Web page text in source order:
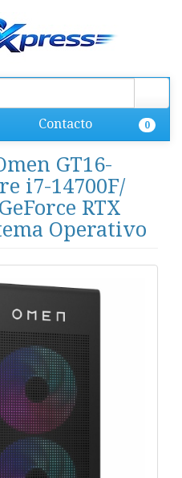
Contacto 0
GT16-
i7-14700F/
RTX
Operativo